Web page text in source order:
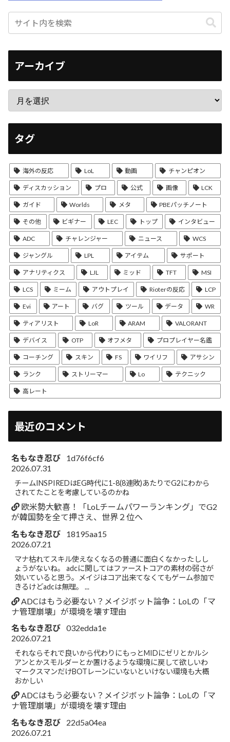
アーカイブ
タグ
海外の反応 LoL 動画 チャンピオン
ディスカッション プロ 公式 画像 LCK
ガイド Worlds メタ PBEパッチノート
その他 ビギナー LEC トップ インタビュー
ADC チャレンジャー ニュース WCS
ジャングル LPL アイテム サポート
アナリティクス LJL ミッド TFT MSI
LCS ミーム アウトプレイ Rioterの反応 LCP
Evi アート バグ ツール データ WR
ティアリスト LoR ARAM VALORANT
デバイス OTP オフメタ プロプレイヤー名鑑
コーチング スキン FS ワイリフ アサシン
ランク ストリーマー Lo テクニック
高レート
最近のコメント
名もなき忍び
1d76f6cf6
2026.07.31
チームINSPIREDはEG時代に1-8(8連敗)あたりでG2にわから
されてたことを考慮しているのかね
欧米勢大歓喜！「LoLチームパワーランキング」でG2
が韓国勢を全て押さえ、世界２位へ
名もなき忍び
18195aa15
2026.07.21
マナ枯れてスキル使えなくなるの普通に面白くなかったしし
ょうがないね。 adcに関してはファーストコアの素材の弱さが
効いていると思う。メイジはコア出来てなくてもゲーム参加で
きるけどadcは無理。 ...
ADCはもう必要ない？メイジボット論争：LoLの「マ
ナ管理崩壊」が環境を壊す理由
名もなき忍び 032edda1e
2026.07.21
それならそれで良いから代わりにもっとMIDにゼリとかルシ
アンとかスモルダーとか置けるような環境に戻して欲しいわ
マークスマンだけBOTレーンにいないといけない環境も大概
おかしい
ADCはもう必要ない？メイジボット論争：LoLの「マ
ナ管理崩壊」が環境を壊す理由
名もなき忍び
22d5a04ea
2026.07.21